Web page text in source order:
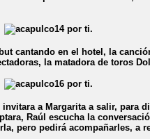
cantando en el hotel, la
la matadora de toros
a Margarita a salir, para
Raúl escucha la
pero pedirá acompañarles, a